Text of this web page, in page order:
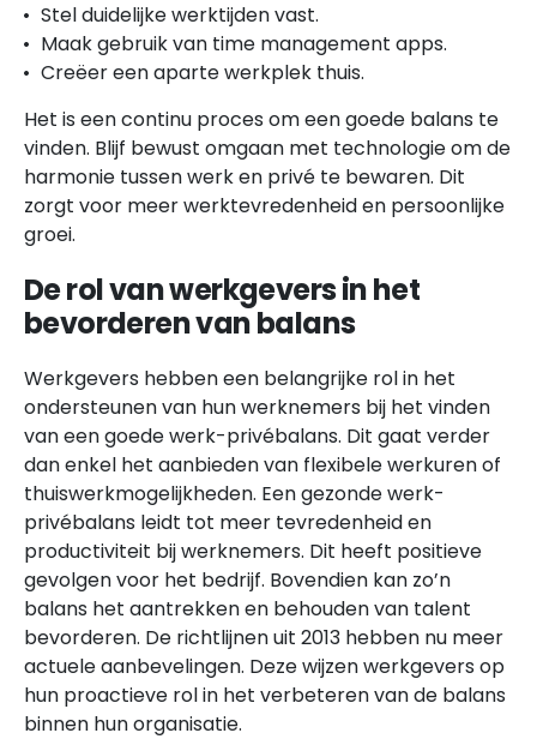
Stel duidelijke werktijden vast.
Maak gebruik van time management apps.
Creëer een aparte werkplek thuis.
Het is een continu proces om een goede balans te
vinden. Blijf bewust omgaan met technologie om de
harmonie tussen werk en privé te bewaren. Dit
zorgt voor meer werktevredenheid en persoonlijke
groei.
De rol van werkgevers in het
bevorderen van balans
Werkgevers hebben een belangrijke rol in het
ondersteunen van hun werknemers bij het vinden
van een goede werk-privébalans. Dit gaat verder
dan enkel het aanbieden van flexibele werkuren of
thuiswerkmogelijkheden. Een gezonde werk-
privébalans leidt tot meer tevredenheid en
productiviteit bij werknemers. Dit heeft positieve
gevolgen voor het bedrijf. Bovendien kan zo’n
balans het aantrekken en behouden van talent
bevorderen. De richtlijnen uit 2013 hebben nu meer
actuele aanbevelingen. Deze wijzen werkgevers op
hun proactieve rol in het verbeteren van de balans
binnen hun organisatie.